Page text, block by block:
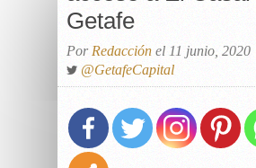
Getafe
Por Redacción el 11 junio, 2020
@GetafeCapital